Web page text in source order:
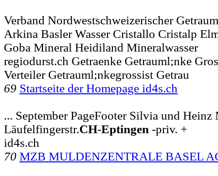
Verband Nordwestschweizerischer
Arkina Basler Wasser Cristallo Cristalp
Goba Mineral Heidiland Mineralwasser
regiodurst.ch Getraenke Getrauml;nke
Verteiler Getrauml;nkegrossist Getrau
69 Startseite der Homepage id4s.ch
... September PageFooter Silvia und Heinz
Läufelfingerstr.CH-Eptingen -priv. +
id4s.ch
70 MZB MULDENZENTRALE BASEL